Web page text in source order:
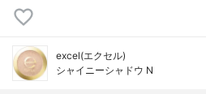
excel(エクセル)
シャイニーシャドウ N